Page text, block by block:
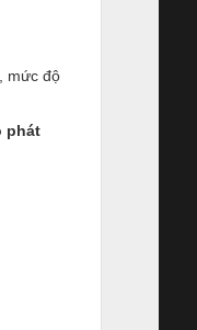
mức độ
phát